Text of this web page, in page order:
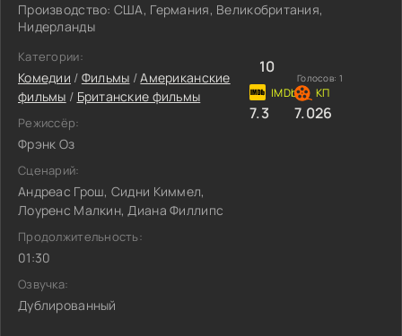
Производство: США, Германия, Великобритания,
Нидерланды
Категории:
Комедии / Фильмы /Американские
фильмы / Британские фильмы
Режиссёр:
Фрэнк Оз
Сценарий:
Андреас Грош, Сидни Киммел,
Лоуренс Малкин, Диана Филлипс
Продолжительность:
01:30
Озвучка:
Дублированный
10
Голосов: 1
7.3 7.026